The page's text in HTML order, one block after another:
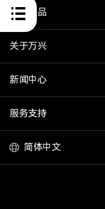
推荐产品
关于万兴
新闻中心
服务支持
简体中文